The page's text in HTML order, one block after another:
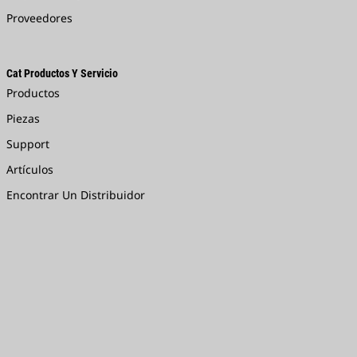
Proveedores
Cat Productos Y Servicio
Productos
Piezas
Support
Artículos
Encontrar Un Distribuidor